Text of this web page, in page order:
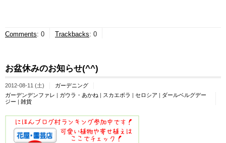
Comments: 0 Trackbacks: 0
お盆休みのお知らせ(^^)
2012-08-11 (土)
ガーデニング
ガーデンデンファレ
ガウラ・あかね スカエボラ セロシア
ダールベルグデー
ジー
雑貨